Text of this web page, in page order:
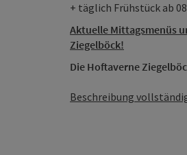
+ täglich Frühstück ab
Aktuelle Mittagsmenüs
Ziegelböck!
Die Hoftaverne
Beschreibung